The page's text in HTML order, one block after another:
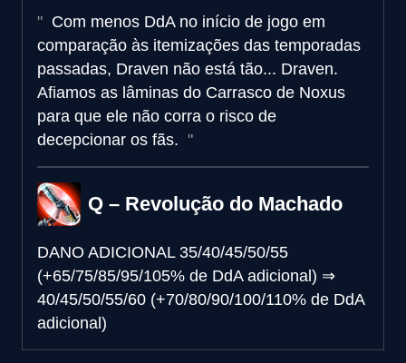
Com menos DdA no início de jogo em
comparação às itemizações das temporadas
passadas, Draven não está tão... Draven.
Afiamos as lâminas do Carrasco de Noxus
para que ele não corra o risco de
decepcionar os fãs.
Q – Revolução do Machado
DANO ADICIONAL 35/40/45/50/55
(+65/75/85/95/105% de DdA adicional) ⇒
40/45/50/55/60 (+70/80/90/100/110% de DdA
adicional)